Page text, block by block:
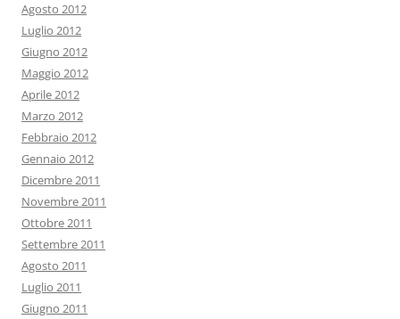
Agosto 2012
Luglio 2012
Giugno 2012
Maggio 2012
Aprile 2012
Marzo 2012
Febbraio 2012
Gennaio 2012
Dicembre 2011
Novembre 2011
Ottobre 2011
Settembre 2011
Agosto 2011
Luglio 2011
Giugno 2011